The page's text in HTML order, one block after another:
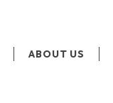
ABOUT US